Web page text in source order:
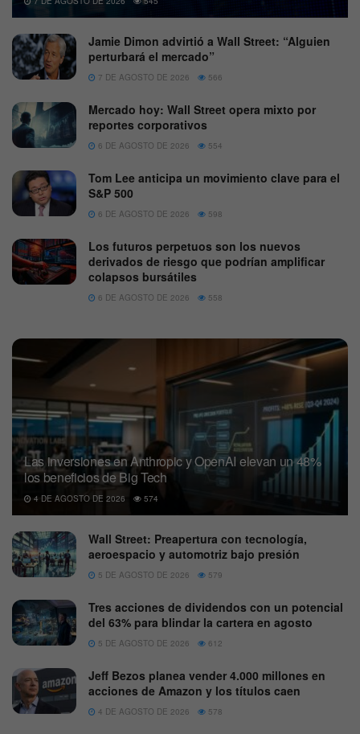
Jamie Dimon advirtió a Wall Street: “Alguien
perturbará el mercado”
7 DE AGOSTO DE 2026 566
Mercado hoy: Wall Street opera mixto por
reportes corporativos
6 DE AGOSTO DE 2026 554
Tom Lee anticipa un movimiento clave para el
S&P 500
6 DE AGOSTO DE 2026 598
Los futuros perpetuos son los nuevos
derivados de riesgo que podrían amplificar
colapsos bursátiles
6 DE AGOSTO DE 2026 558
Las inversiones en Anthropic y OpenAI elevan un 48%
los beneficios de Big Tech
4 DE AGOSTO DE 2026 574
Wall Street: Preapertura con tecnología,
aeroespacio y automotriz bajo presión
5 DE AGOSTO DE 2026 579
Tres acciones de dividendos con un potencial
del 63% para blindar la cartera en agosto
5 DE AGOSTO DE 2026 612
Jeff Bezos planea vender 4.000 millones en
acciones de Amazon y los títulos caen
4 DE AGOSTO DE 2026 578